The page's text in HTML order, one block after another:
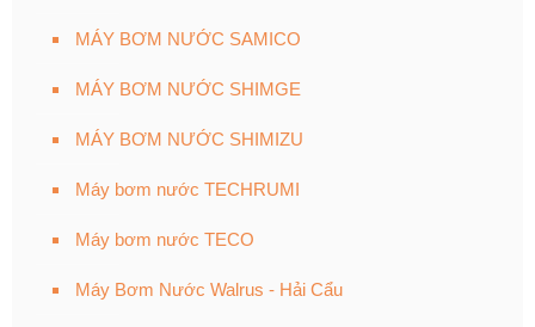
MÁY BƠM NƯỚC SAMICO
MÁY BƠM NƯỚC SHIMGE
MÁY BƠM NƯỚC SHIMIZU
Máy bơm nước TECHRUMI
Máy bơm nước TECO
Máy Bơm Nước Walrus - Hải Cẩu